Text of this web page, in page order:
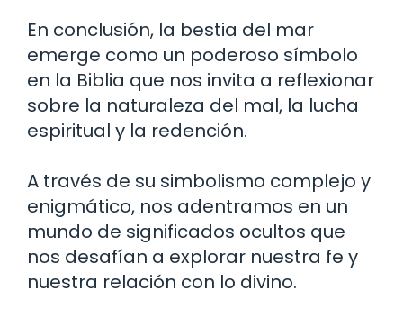
En conclusión, la bestia del mar
emerge como un poderoso símbolo
en la Biblia que nos invita a reflexionar
sobre la naturaleza del mal, la lucha
espiritual y la redención.
A través de su simbolismo complejo y
enigmático, nos adentramos en un
mundo de significados ocultos que
nos desafían a explorar nuestra fe y
nuestra relación con lo divino.